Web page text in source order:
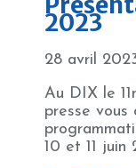
2023
28 avril
Au DIX le
presse
10 et 11 juin